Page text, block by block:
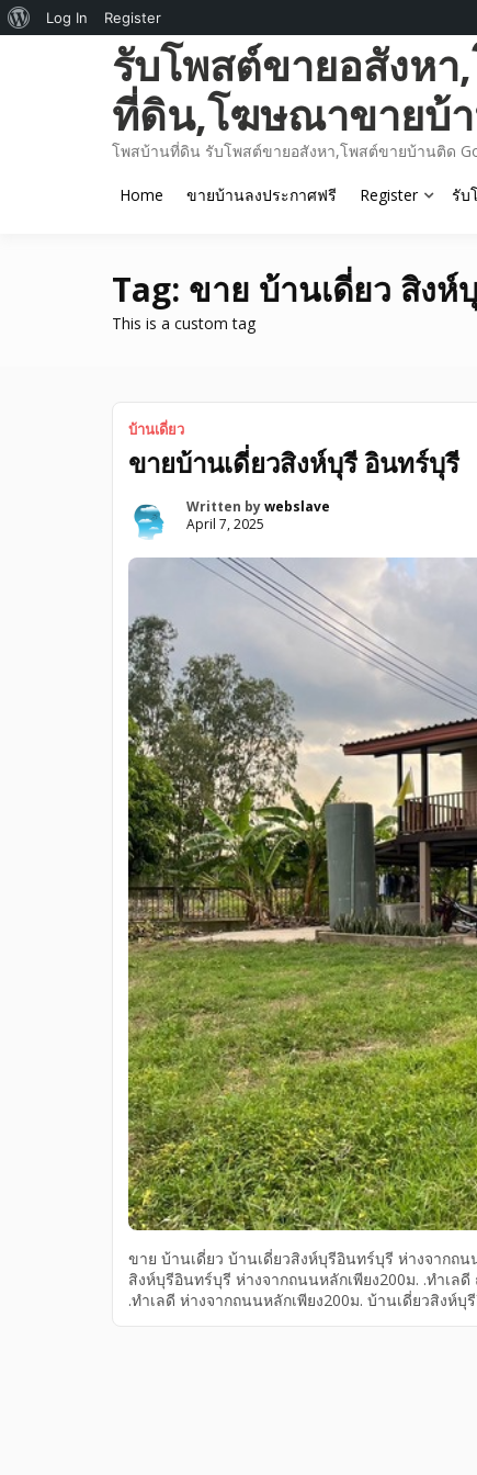
รับโพสต์ขายอสังห
ที่ดิน,โฆษณาขายบ้า
โพสบ้านที่ดิน รับโพสต์ขายอสังหา,โพสต์ขายบ้านติด
Home ขายบ้านลงประกาศฟรี Register รับ
Tag: ขาย บ้านเดี่ยว สิงห์
This is a custom tag
บ้านเดี่ยว
ขายบ้านเดี่ยวสิงห์บุรี อินทร์บุรี
Written bywebslave
April 7, 2025
ขาย บ้านเดี่ยว บ้านเดี่ยวสิงห์บุรีอินทร์บุรี ห่างจากถ
สิงห์บุรีอินทร์บุรี ห่างจากถนนหลักเพียง200ม. .ทำเล
.ทำเลดี ห่างจากถนนหลักเพียง200ม. บ้านเดี่ยวสิงห์
About
Log In Register